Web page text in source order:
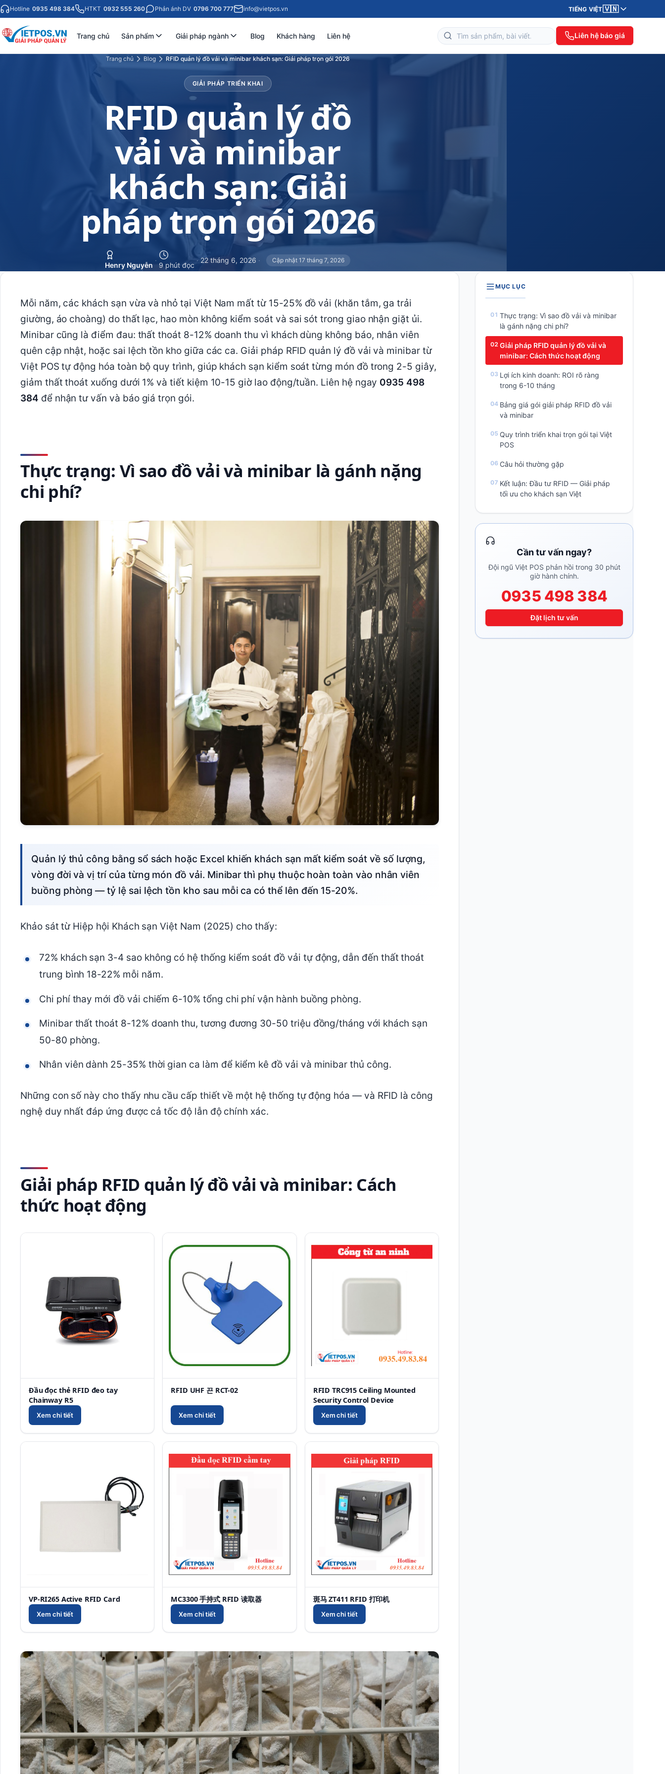
Hotline 0935 498 384 HTKT 0932 555 260 Phản ánh DV 0796 700 777 info@vietpos.vn TIẾNG VIỆT🇻🇳
Trang chủ Sản phẩm Giải pháp ngành Blog Khách hàng Liên hệ Liên hệ báo giá
Trang chủ Blog RFID quản lý đồ vải và minibar khách sạn: Giải pháp trọn gói 2026
GIẢI PHÁP TRIỂN KHAI
RFID quản lý đồ
vải và minibar
khách sạn: Giải
pháp trọn gói 2026
Henry Nguyễn
·
9 phút đọc
· 22 tháng 6, 2026 · Cập nhật 17 tháng 7, 2026
Mỗi năm, các khách sạn vừa và nhỏ tại Việt Nam mất từ 15-25% đồ vải (khăn tắm, ga trải
giường, áo choàng) do thất lạc, hao mòn không kiểm soát và sai sót trong giao nhận giặt ủi.
Minibar cũng là điểm đau: thất thoát 8-12% doanh thu vì khách dùng không báo, nhân viên
quên cập nhật, hoặc sai lệch tồn kho giữa các ca. Giải pháp RFID quản lý đồ vải và minibar từ
Việt POS tự động hóa toàn bộ quy trình, giúp khách sạn kiểm soát từng món đồ trong 2-5 giây,
giảm thất thoát xuống dưới 1% và tiết kiệm 10-15 giờ lao động/tuần. Liên hệ ngay 0935 498
384 để nhận tư vấn và báo giá trọn gói.
Thực trạng: Vì sao đồ vải và minibar là gánh nặng
chi phí?
Quản lý thủ công bằng sổ sách hoặc Excel khiến khách sạn mất kiểm soát về số lượng,
vòng đời và vị trí của từng món đồ vải. Minibar thì phụ thuộc hoàn toàn vào nhân viên
buồng phòng — tỷ lệ sai lệch tồn kho sau mỗi ca có thể lên đến 15-20%.
Khảo sát từ Hiệp hội Khách sạn Việt Nam (2025) cho thấy:
72% khách sạn 3-4 sao không có hệ thống kiểm soát đồ vải tự động, dẫn đến thất thoát
trung bình 18-22% mỗi năm.
Chi phí thay mới đồ vải chiếm 6-10% tổng chi phí vận hành buồng phòng.
Minibar thất thoát 8-12% doanh thu, tương đương 30-50 triệu đồng/tháng với khách sạn
50-80 phòng.
Nhân viên dành 25-35% thời gian ca làm để kiểm kê đồ vải và minibar thủ công.
Những con số này cho thấy nhu cầu cấp thiết về một hệ thống tự động hóa — và RFID là công
nghệ duy nhất đáp ứng được cả tốc độ lẫn độ chính xác.
Giải pháp RFID quản lý đồ vải và minibar: Cách
thức hoạt động
Đầu đọc thẻ RFID đeo tay
Chainway R5
Xem chi tiết
RFID UHF 끈 RCT-02
Xem chi tiết
RFID TRC915 Ceiling Mounted
Security Control Device
Xem chi tiết
VP-RI265 Active RFID Card
Xem chi tiết
MC3300 手持式 RFID 读取器
Xem chi tiết
斑马 ZT411 RFID 打印机
Xem chi tiết
MỤC LỤC
Thực trạng: Vì sao đồ vải và minibar
là gánh nặng chi phí?
Giải pháp RFID quản lý đồ vải và
minibar: Cách thức hoạt động
Lợi ích kinh doanh: ROI rõ ràng
trong 6-10 tháng
Bảng giá gói giải pháp RFID đồ vải
và minibar
Quy trình triển khai trọn gói tại Việt
POS
Câu hỏi thường gặp
Kết luận: Đầu tư RFID — Giải pháp
tối ưu cho khách sạn Việt
Cần tư vấn ngay?
Đội ngũ Việt POS phản hồi trong 30 phút
giờ hành chính.
0935 498 384
Đặt lịch tư vấn